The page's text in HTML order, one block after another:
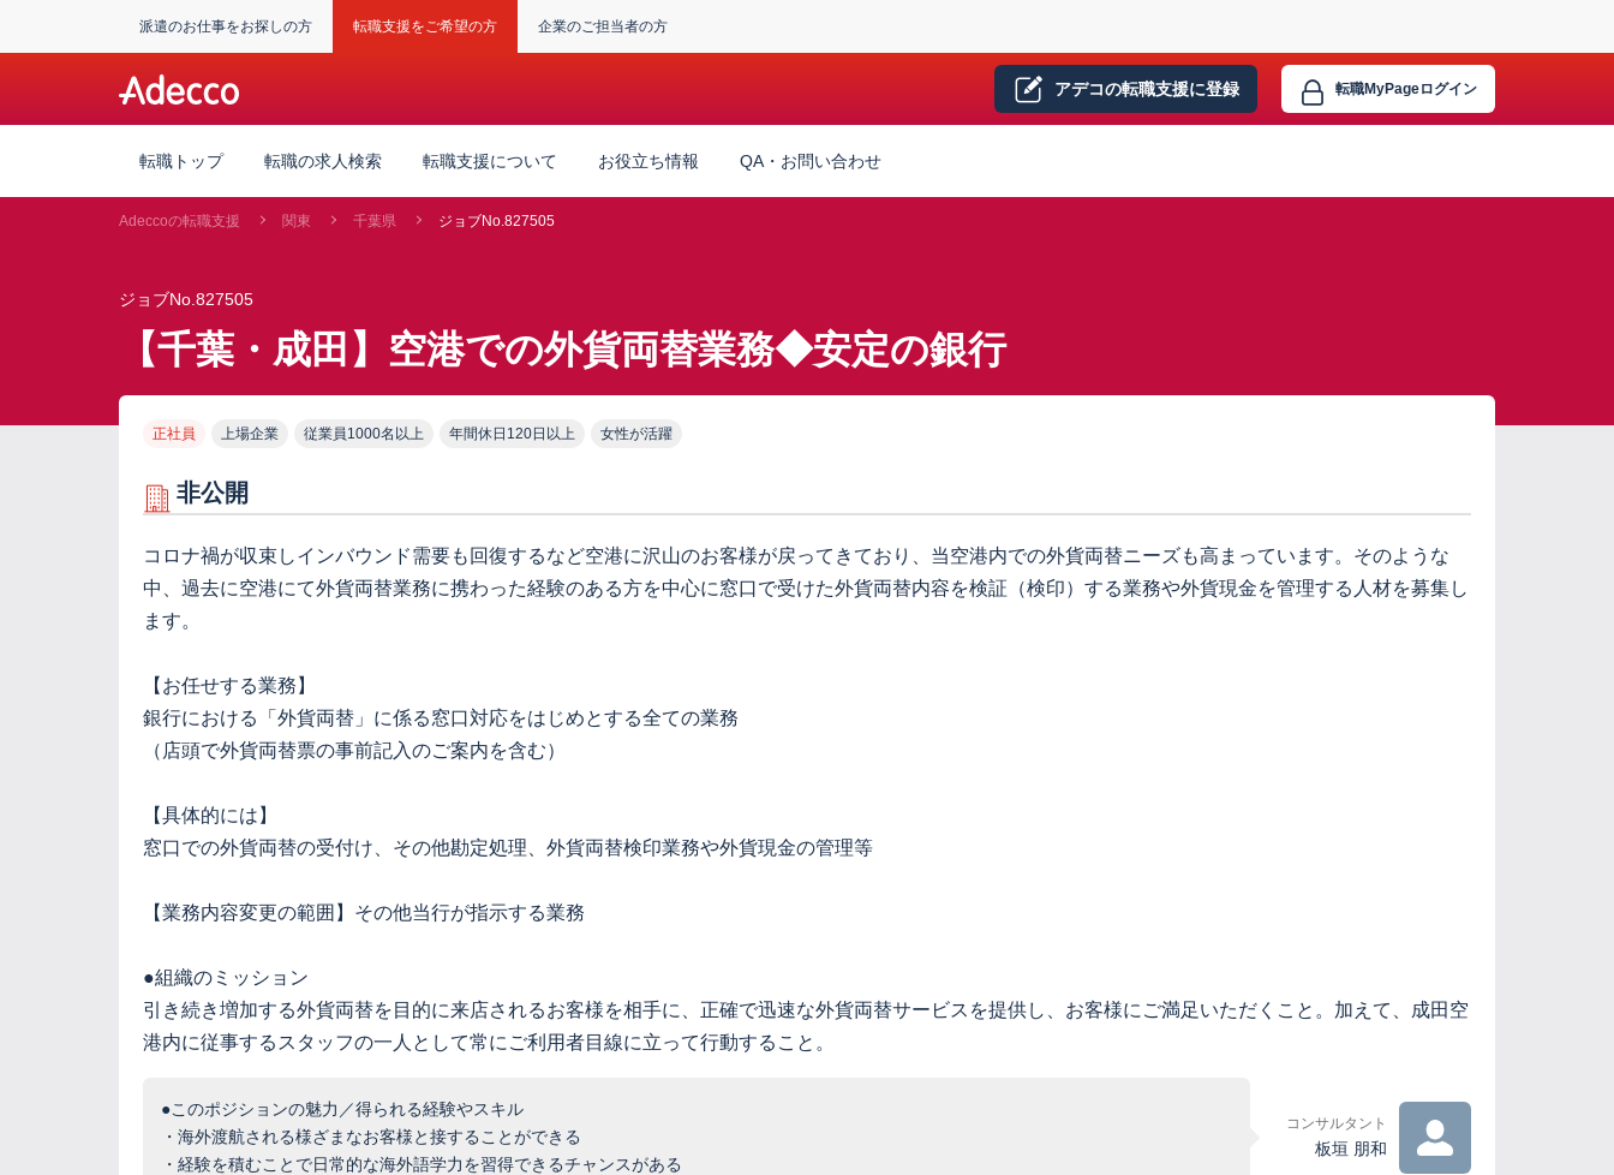
派遣のお仕事をお探しの方 転職支援をご希望の方 企業のご担当者の方
アデコの転職支援に登録 転職MyPageログイン
転職トップ 転職の求人検索 転職支援について お役立ち情報 QA・お問い合わせ
Adeccoの転職支援 関東 千葉県 ジョブNo.827505
ジョブNo.827505
【千葉・成田】空港での外貨両替業務◆安定の銀行
正社員 上場企業 従業員1000名以上 年間休日120日以上 女性が活躍
非公開
コロナ禍が収束しインバウンド需要も回復するなど空港に沢山のお客様が戻ってきており、当空港内での外貨両替ニーズも高まっています。そのような
中、過去に空港にて外貨両替業務に携わった経験のある方を中心に窓口で受けた外貨両替内容を検証（検印）する業務や外貨現金を管理する人材を募集し
ます。
【お任せする業務】
銀行における「外貨両替」に係る窓口対応をはじめとする全ての業務
（店頭で外貨両替票の事前記入のご案内を含む）
【具体的には】
窓口での外貨両替の受付け、その他勘定処理、外貨両替検印業務や外貨現金の管理等
【業務内容変更の範囲】その他当行が指示する業務
●組織のミッション
引き続き増加する外貨両替を目的に来店されるお客様を相手に、正確で迅速な外貨両替サービスを提供し、お客様にご満足いただくこと。加えて、成田空
港内に従事するスタッフの一人として常にご利用者目線に立って行動すること。
●このポジションの魅力／得られる経験やスキル
・海外渡航される様ざまなお客様と接することができる
・経験を積むことで日常的な海外語学力を習得できるチャンスがある
コンサルタント
板垣 朋和